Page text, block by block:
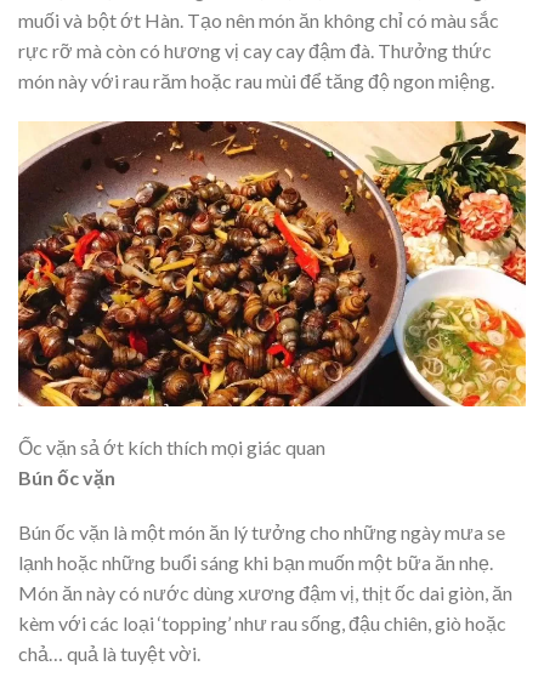
muối và bột ớt Hàn. Tạo nên món ăn không chỉ có màu sắc
rực rỡ mà còn có hương vị cay cay đậm đà. Thưởng thức
món này với rau răm hoặc rau mùi để tăng độ ngon miệng.
Ốc vặn sả ớt kích thích mọi giác quan
Bún ốc vặn
Bún ốc vặn là một món ăn lý tưởng cho những ngày mưa se
lạnh hoặc những buổi sáng khi bạn muốn một bữa ăn nhẹ.
Món ăn này có nước dùng xương đậm vị, thịt ốc dai giòn, ăn
kèm với các loại ‘topping’ như rau sống, đậu chiên, giò hoặc
chả… quả là tuyệt vời.